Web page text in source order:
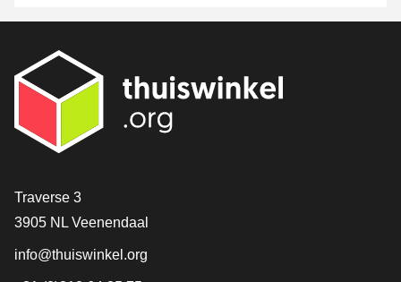
[_General:Contact]
Traverse 3
3905 NL Veenendaal
info@thuiswinkel.org